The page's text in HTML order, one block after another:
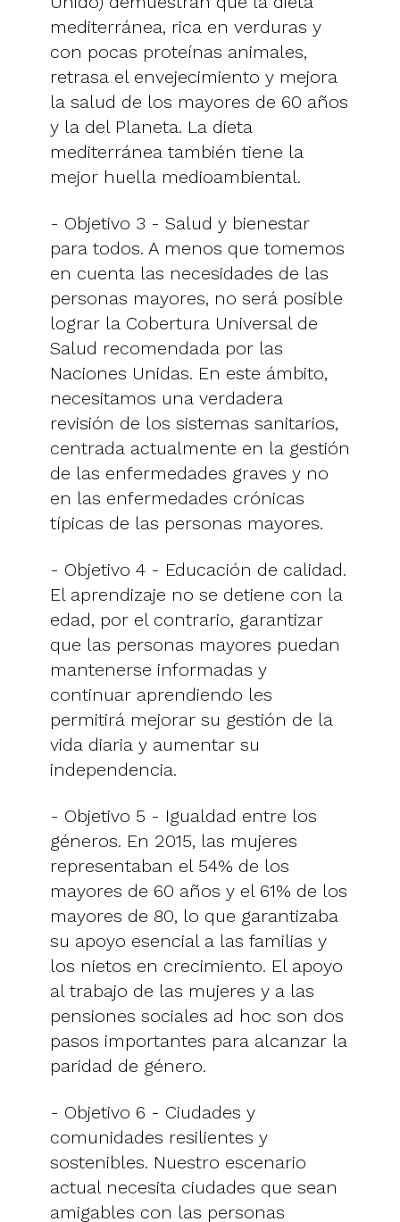
mediterránea, rica en verduras y
con pocas proteínas animales,
retrasa el envejecimiento y mejora
la salud de los mayores de 60 años
y la del Planeta. La dieta
mediterránea también tiene la
mejor huella medioambiental.
- Objetivo 3 - Salud y bienestar
para todos. A menos que tomemos
en cuenta las necesidades de las
personas mayores, no será posible
lograr la Cobertura Universal de
Salud recomendada por las
Naciones Unidas. En este ámbito,
necesitamos una verdadera
revisión de los sistemas sanitarios,
centrada actualmente en la gestión
de las enfermedades graves y no
en las enfermedades crónicas
típicas de las personas mayores.
- Objetivo 4 - Educación de calidad.
El aprendizaje no se detiene con la
edad, por el contrario, garantizar
que las personas mayores puedan
mantenerse informadas y
continuar aprendiendo les
permitirá mejorar su gestión de la
vida diaria y aumentar su
independencia.
- Objetivo 5 - Igualdad entre los
géneros. En 2015, las mujeres
representaban el 54% de los
mayores de 60 años y el 61% de los
mayores de 80, lo que garantizaba
su apoyo esencial a las familias y
los nietos en crecimiento. El apoyo
al trabajo de las mujeres y a las
pensiones sociales ad hoc son dos
pasos importantes para alcanzar la
paridad de género.
- Objetivo 6 - Ciudades y
comunidades resilientes y
sostenibles. Nuestro escenario
actual necesita ciudades que sean
amigables con las personas